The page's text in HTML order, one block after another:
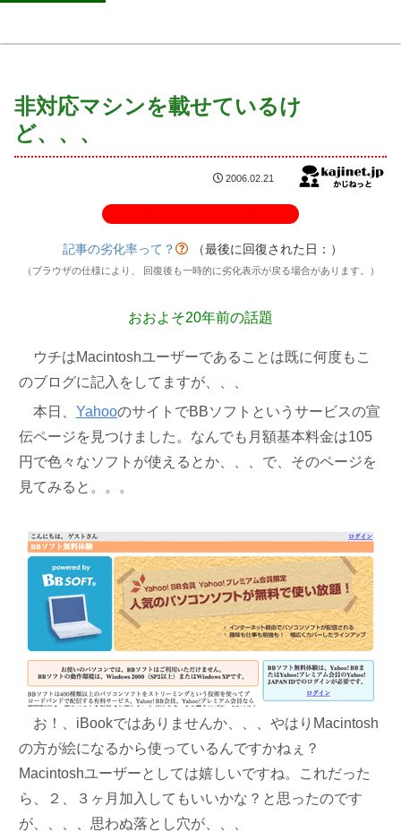
非対応マシンを載せているけ
ど、、、
2006.02.21
記事の劣化率って？ （最後に回復された日： ）
（ブラウザの仕様により、 回復後も一時的に劣化表示が戻る場合があります。）
おおよそ20年前の話題
ウチはMacintoshユーザーであることは既に何度もこ
のブログに記入をしてますが、、、
本日、 YahooのサイトでBBソフトというサービスの宣
伝ページを見つけました。なんでも月額基本料金は105
円で色々なソフトが使えるとか、、、で、そのページを
見てみると。。。
お！、iBookではありませんか、、、やはりMacintosh
の方が絵になるから使っているんですかねぇ？
Macintoshユーザーとしては嬉しいですね。これだった
ら、２、３ヶ月加入してもいいかな？と思ったのです
が、、、、思わぬ落とし穴が、、、